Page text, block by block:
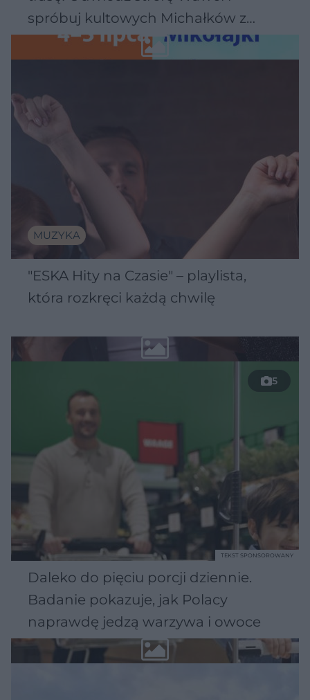
spróbuj kultowych Michałków z
Wawelu
MUZYKA
"ESKA Hity na Czasie" – playlista,
która rozkręci każdą chwilę
5
Daleko do pięciu porcji dziennie.
Badanie pokazuje, jak Polacy
naprawdę jedzą warzywa i owoce
TEKST SPONSOROWANY